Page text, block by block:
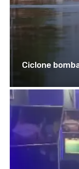
Ciclone